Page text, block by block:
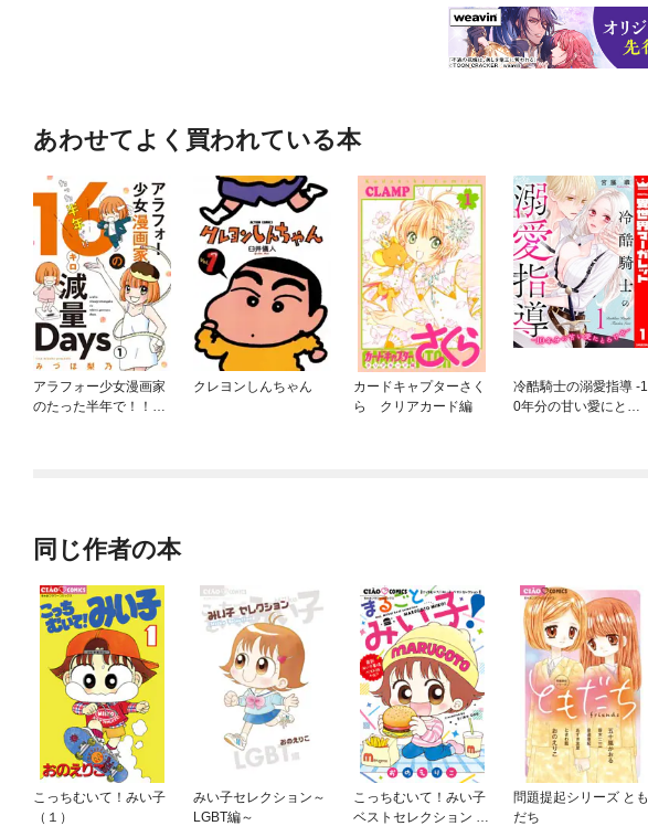
あわせてよく買われている本
アラフォー少女漫画家
のたった半年で！！16
クレヨンしんちゃん
カードキャプターさく
ら クリアカード編
冷酷騎士の溺愛指導 -1
0年分の甘い愛にとろ
同じ作者の本
こっちむいて！みい子
（１）
みい子セレクション～
LGBT編～
こっちむいて！みい子
ベストセレクション ま
問題提起シリーズ とも
だち